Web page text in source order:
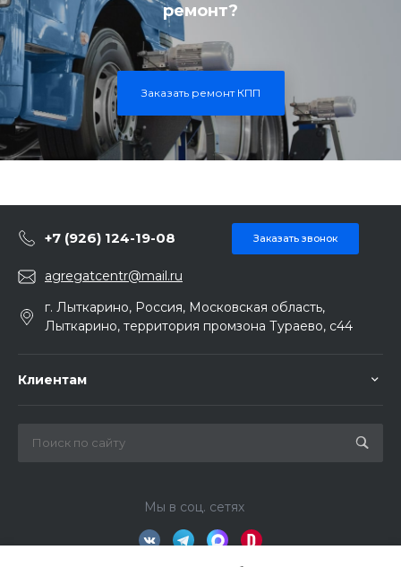
ремонт?
Заказать ремонт КПП
+7 (926) 124-19-08 Заказать звонок
agregatcentr@mail.ru
г. Лыткарино, Россия, Московская область,
Лыткарино, территория промзона Тураево, с44
Клиентам
Мы в соц. сетях